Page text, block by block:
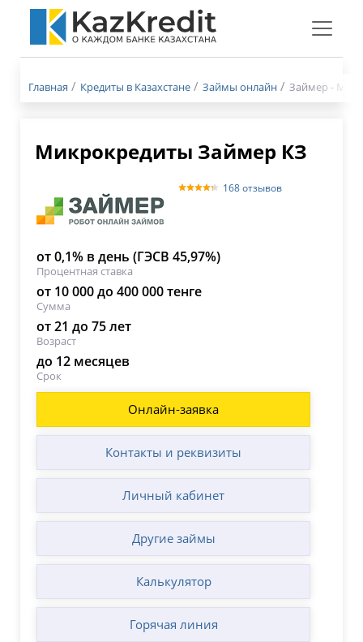
Меню
Главная Кредиты в Казахстане Займы онлайн Займер -
Микрокредиты Займер КЗ
168 отзывов
от 0,1% в день (ГЭСВ 45,97%)
Процентная ставка
от 10 000 до 400 000 тенге
Сумма
от 21 до 75 лет
Возраст
до 12 месяцев
Срок
Онлайн-заявка
Контакты и реквизиты
Личный кабинет
Другие займы
Калькулятор
Горячая линия